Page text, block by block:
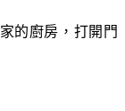
的廚房，打開門